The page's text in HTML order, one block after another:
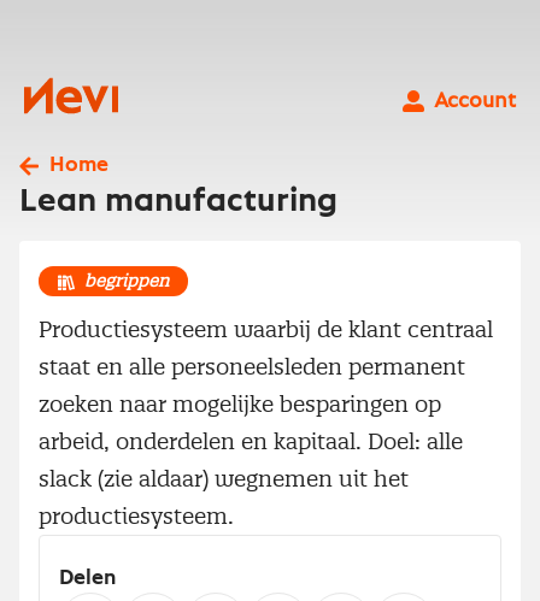
Nevi
Account
Home
Lean manufacturing
begrippen
Productiesysteem waarbij de klant centraal
staat en alle personeelsleden permanent
zoeken naar mogelijke besparingen op
arbeid, onderdelen en kapitaal. Doel: alle
slack (zie aldaar) wegnemen uit het
productiesysteem.
Delen